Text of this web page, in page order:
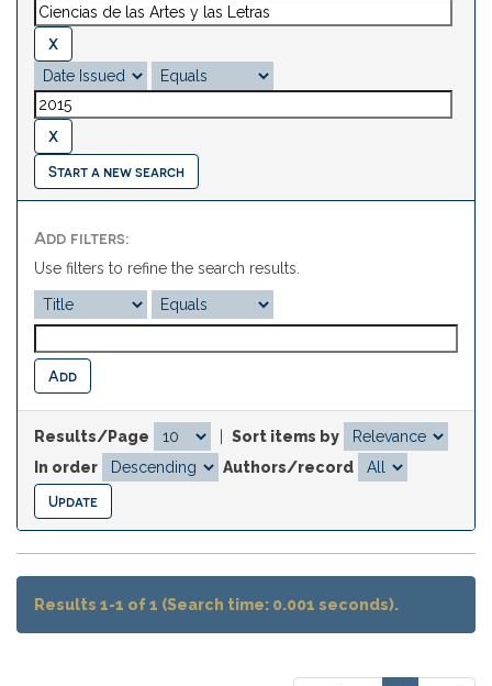
Start a new search
Add filters:
Use filters to refine the search results.
Results/Page
Sort items by
In order
Authors/record
Results 1-1 of 1 (Search time: 0.001 seconds).